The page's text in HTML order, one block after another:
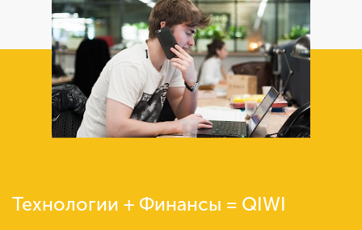
Технологии + Финансы = QIWI